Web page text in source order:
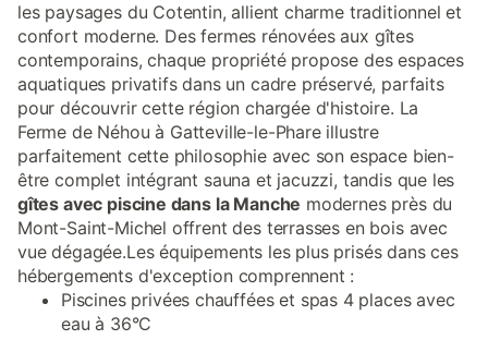
les paysages du Cotentin, allient charme traditionnel et
confort moderne. Des fermes rénovées aux gîtes
contemporains, chaque propriété propose des espaces
aquatiques privatifs dans un cadre préservé, parfaits
pour découvrir cette région chargée d'histoire. La
Ferme de Néhou à Gatteville-le-Phare illustre
parfaitement cette philosophie avec son espace bien-
être complet intégrant sauna et jacuzzi, tandis que les
gîtes avec piscine dans la Manche modernes près du
Mont-Saint-Michel offrent des terrasses en bois avec
vue dégagée.Les équipements les plus prisés dans ces
hébergements d'exception comprennent :
Piscines privées chauffées et spas 4 places avec
eau à 36°C